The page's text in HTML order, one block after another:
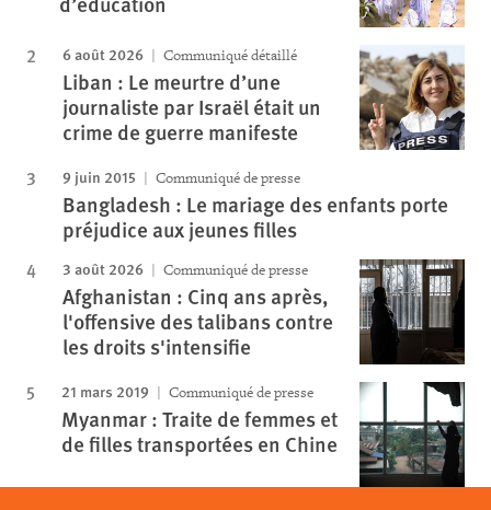
6 août 2026 Communiqué détaillé
Liban : Le meurtre d’une
journaliste par Israël était un
crime de guerre manifeste
9 juin 2015 Communiqué de presse
Bangladesh : Le mariage des enfants porte
préjudice aux jeunes filles
3 août 2026 Communiqué de presse
Afghanistan : Cinq ans après,
l'offensive des talibans contre
les droits s'intensifie
21 mars 2019 Communiqué de presse
Myanmar : Traite de femmes et
de filles transportées en Chine